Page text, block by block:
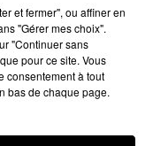
président...
Voir plus
et fermer", ou affiner en
"Gérer mes choix".
"Continuer sans
pour ce site. Vous
consentement à tout
bas de chaque page.